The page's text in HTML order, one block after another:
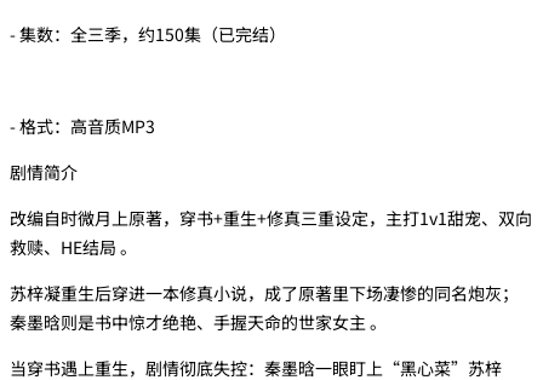
- 集数：全三季，约150集（已完结）
- 格式：高音质MP3
剧情简介
改编自时微月上原著，穿书+重生+修真三重设定，主打1v1甜宠、双向
救赎、HE结局 。
苏梓凝重生后穿进一本修真小说，成了原著里下场凄惨的同名炮灰；
秦墨晗则是书中惊才绝艳、手握天命的世家女主 。
当穿书遇上重生，剧情彻底失控：秦墨晗一眼盯上“黑心菜”苏梓